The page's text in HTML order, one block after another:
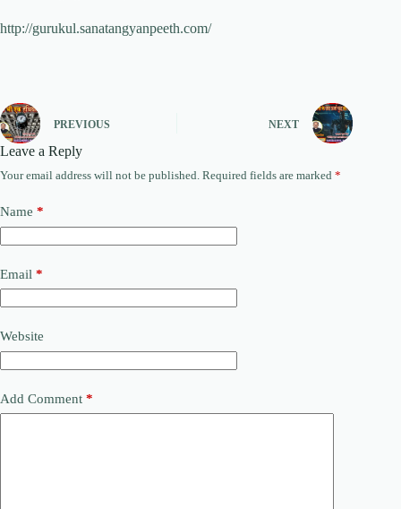
http://gurukul.sanatangyanpeeth.com/
PREVIOUS NEXT
Leave a Reply
Your email address will not be published. Required fields are marked *
Name *
Email *
Website
Add Comment *